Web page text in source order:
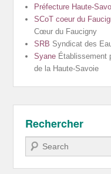
Préfecture Haute-
SCoT coeur du
Cœur du Faucigny
SRB Syndicat des
Syane Établissement
de la Haute-Savoie
Rechercher
Recherche